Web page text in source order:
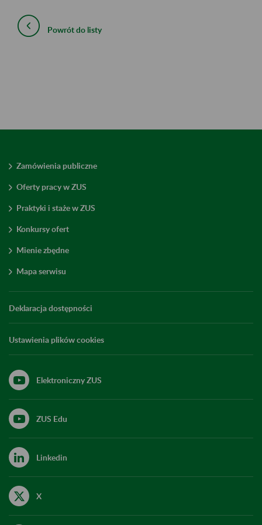
Powrót do listy
Zamówienia publiczne
Oferty pracy w ZUS
Praktyki i staże w ZUS
Konkursy ofert
Mienie zbędne
Mapa serwisu
Deklaracja dostępności
Ustawienia plików cookies
Elektroniczny ZUS
ZUS Edu
Linkedin
X